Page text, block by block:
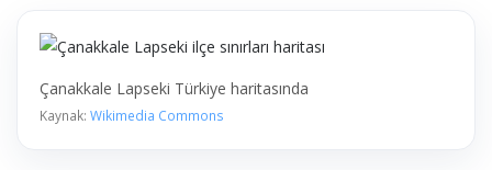
Çanakkale Lapseki Türkiye haritasında
Kaynak: Wikimedia Commons